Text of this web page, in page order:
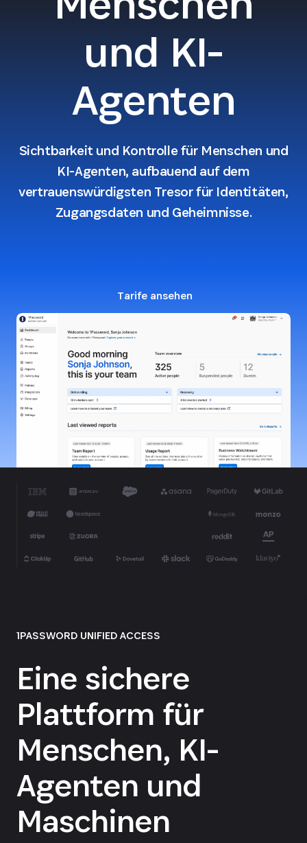
und KI-
Agenten
Sichtbarkeit und Kontrolle für Menschen und
KI-Agenten, aufbauend auf dem
vertrauenswürdigsten Tresor für Identitäten,
Zugangsdaten und Geheimnisse.
Tarife ansehen
1PASSWORD UNIFIED ACCESS
Eine sichere
Plattform für
Menschen, KI-
Agenten und
Maschinen